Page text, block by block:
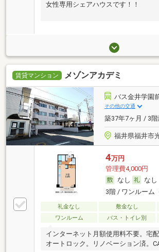
女性専用シェアハウスです！！
賃貸マンション メゾンアカデミ
バス金井学園
その他の交通
築37年7ヶ月 / 3階
福井県福井市
4万円
管理費4,000円
なし
なし
3階 / ワンルーム
礼金なし 敷金なし
ワンルーム
バス・トイレ別
インターネット月額使用料不要。宅
オートロック。リノベーション済。